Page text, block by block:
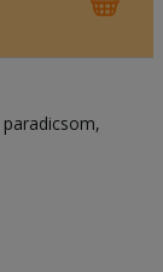
paradicsom